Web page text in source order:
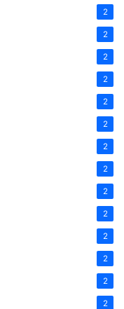
2
2
2
2
2
2
2
2
2
2
2
2
2
2